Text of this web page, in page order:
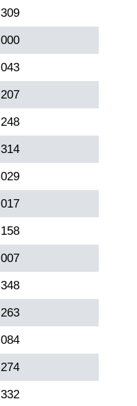
309
000
043
207
248
314
029
017
158
007
348
263
084
274
332